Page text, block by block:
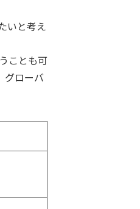
いと考え
ことも可
グローバ